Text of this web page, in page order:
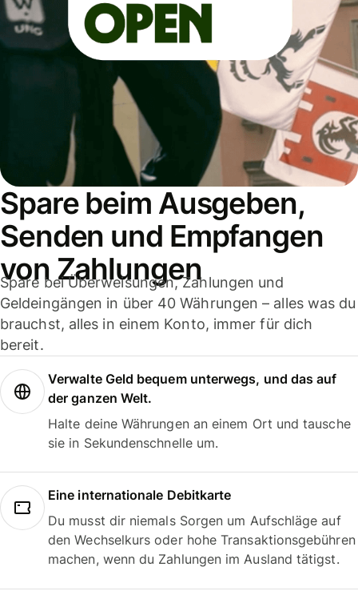
Spare beim Ausgeben,
Senden und Empfangen
von Zahlungen
Spare bei Überweisungen, Zahlungen und
Geldeingängen in über 40 Währungen – alles was du
brauchst, alles in einem Konto, immer für dich
bereit.
Verwalte Geld bequem unterwegs, und das auf
der ganzen Welt.
Halte deine Währungen an einem Ort und tausche
sie in Sekundenschnelle um.
Eine internationale Debitkarte
Du musst dir niemals Sorgen um Aufschläge auf
den Wechselkurs oder hohe Transaktionsgebühren
machen, wenn du Zahlungen im Ausland tätigst.